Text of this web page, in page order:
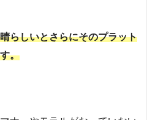
らしいとさらにそのプラット
。